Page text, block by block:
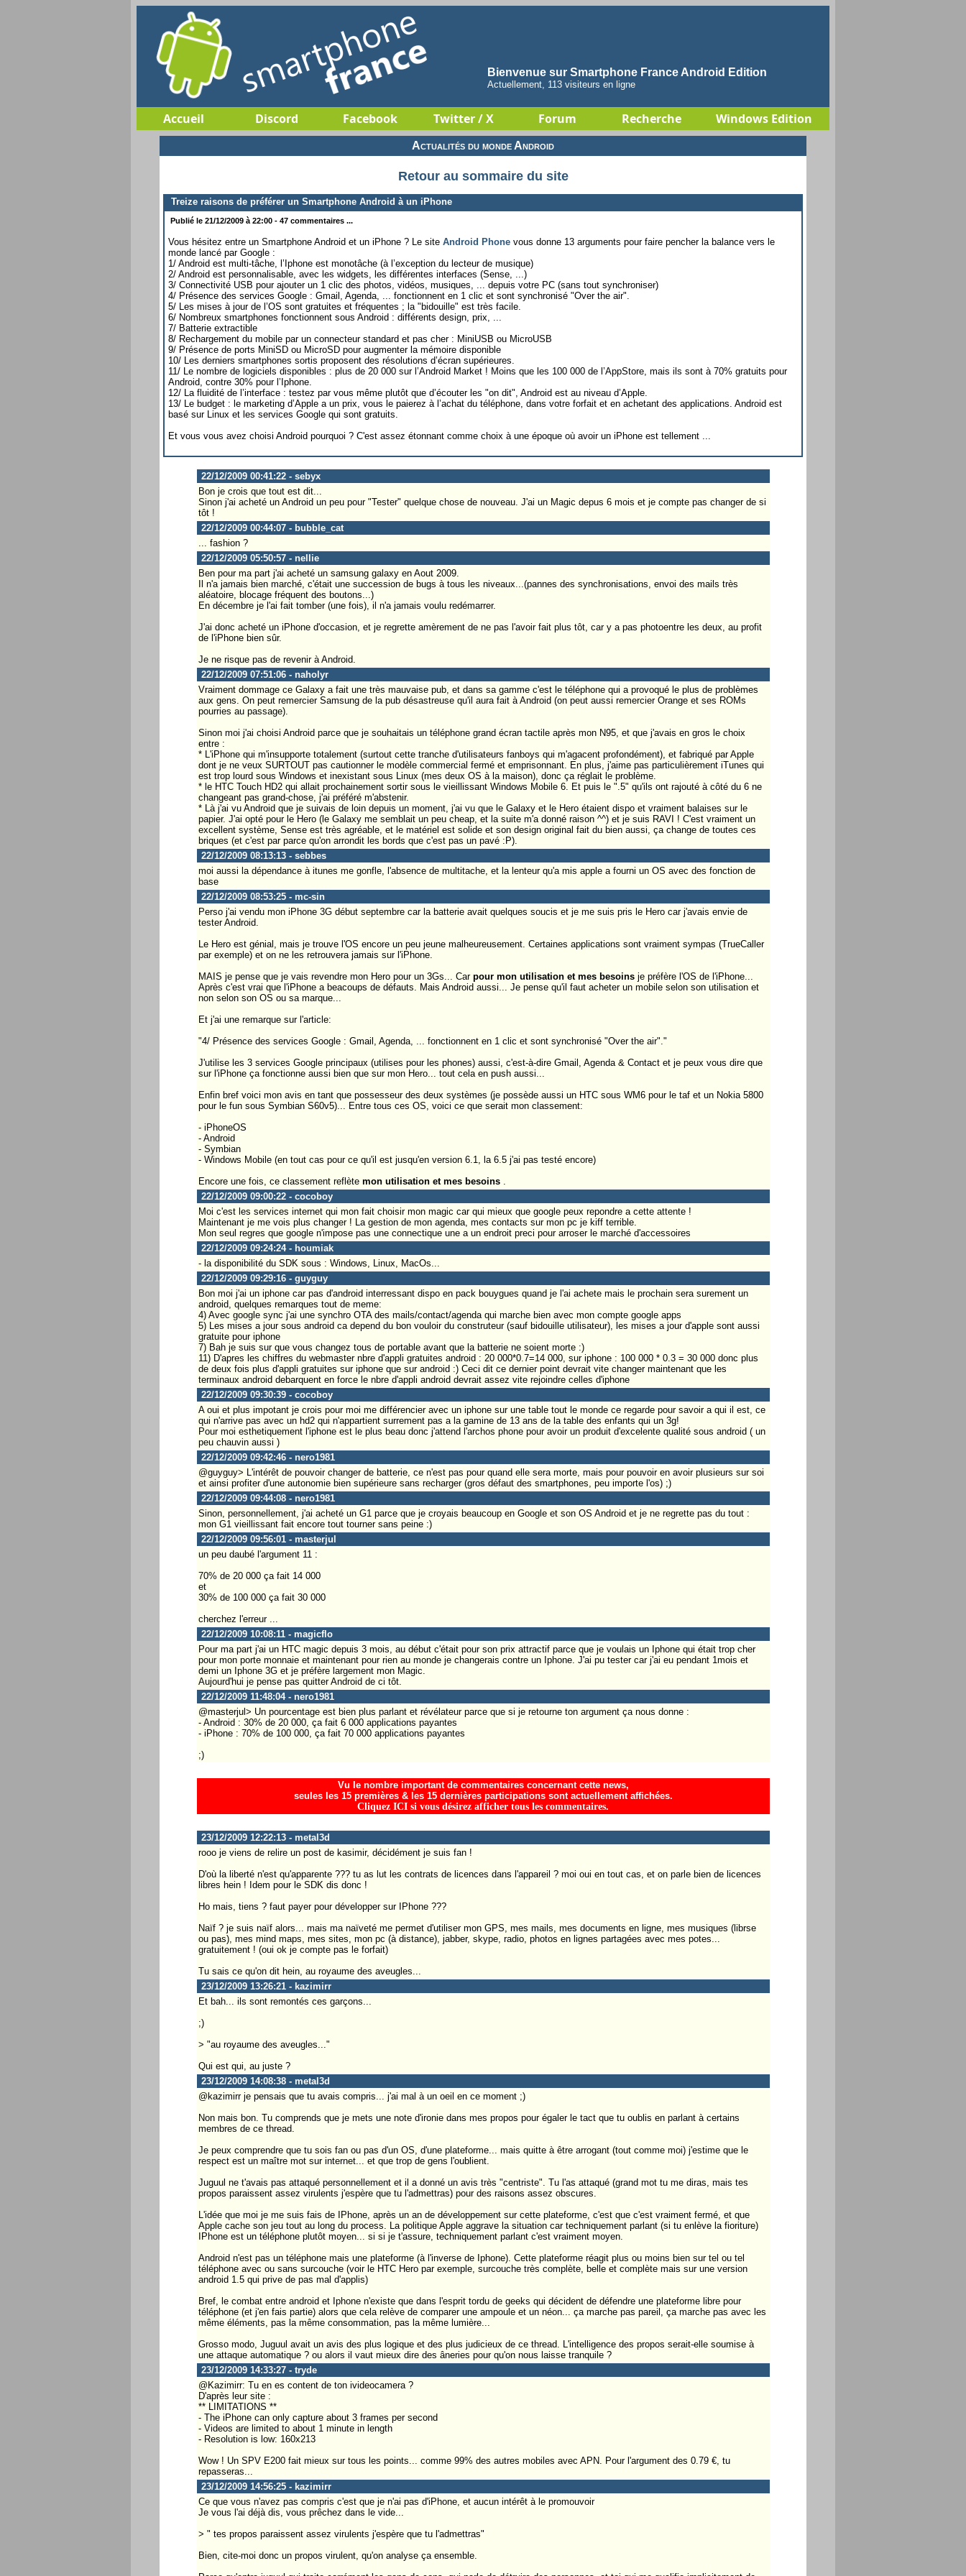
Bienvenue sur Smartphone France Android Edition
Actuellement, 113 visiteurs en ligne
Accueil Discord Facebook Twitter / X Forum Recherche Windows Edition
Actualités du monde Android
Retour au sommaire du site
Treize raisons de préférer un Smartphone Android à un iPhone
Publié le 21/12/2009 à 22:00 - 47 commentaires ...
Vous hésitez entre un Smartphone Android et un iPhone ? Le site Android Phone vous donne 13 arguments pour faire pencher la balance vers le
monde lancé par Google :
1/ Android est multi-tâche, l’Iphone est monotâche (à l’exception du lecteur de musique)
2/ Android est personnalisable, avec les widgets, les différentes interfaces (Sense, ...)
3/ Connectivité USB pour ajouter un 1 clic des photos, vidéos, musiques, ... depuis votre PC (sans tout synchroniser)
4/ Présence des services Google : Gmail, Agenda, ... fonctionnent en 1 clic et sont synchronisé "Over the air".
5/ Les mises à jour de l’OS sont gratuites et fréquentes ; la "bidouille" est très facile.
6/ Nombreux smartphones fonctionnent sous Android : différents design, prix, ...
7/ Batterie extractible
8/ Rechargement du mobile par un connecteur standard et pas cher : MiniUSB ou MicroUSB
9/ Présence de ports MiniSD ou MicroSD pour augmenter la mémoire disponible
10/ Les derniers smartphones sortis proposent des résolutions d’écran supérieures.
11/ Le nombre de logiciels disponibles : plus de 20 000 sur l’Android Market ! Moins que les 100 000 de l’AppStore, mais ils sont à 70% gratuits pour
Android, contre 30% pour l’Iphone.
12/ La fluidité de l’interface : testez par vous même plutôt que d’écouter les "on dit", Android est au niveau d’Apple.
13/ Le budget : le marketing d’Apple a un prix, vous le paierez à l’achat du téléphone, dans votre forfait et en achetant des applications. Android est
basé sur Linux et les services Google qui sont gratuits.
Et vous vous avez choisi Android pourquoi ? C'est assez étonnant comme choix à une époque où avoir un iPhone est tellement ...
22/12/2009 00:41:22 - sebyx
Bon je crois que tout est dit...
Sinon j'ai acheté un Android un peu pour "Tester" quelque chose de nouveau. J'ai un Magic depus 6 mois et je compte pas changer de si
tôt !
22/12/2009 00:44:07 - bubble_cat
... fashion ?
22/12/2009 05:50:57 - nellie
Ben pour ma part j'ai acheté un samsung galaxy en Aout 2009.
Il n'a jamais bien marché, c'était une succession de bugs à tous les niveaux...(pannes des synchronisations, envoi des mails très
aléatoire, blocage fréquent des boutons...)
En décembre je l'ai fait tomber (une fois), il n'a jamais voulu redémarrer.
J'ai donc acheté un iPhone d'occasion, et je regrette amèrement de ne pas l'avoir fait plus tôt, car y a pas photoentre les deux, au profit
de l'iPhone bien sûr.
Je ne risque pas de revenir à Android.
22/12/2009 07:51:06 - naholyr
Vraiment dommage ce Galaxy a fait une très mauvaise pub, et dans sa gamme c'est le téléphone qui a provoqué le plus de problèmes
aux gens. On peut remercier Samsung de la pub désastreuse qu'il aura fait à Android (on peut aussi remercier Orange et ses ROMs
pourries au passage).
Sinon moi j'ai choisi Android parce que je souhaitais un téléphone grand écran tactile après mon N95, et que j'avais en gros le choix
entre :
* L'iPhone qui m'insupporte totalement (surtout cette tranche d'utilisateurs fanboys qui m'agacent profondément), et fabriqué par Apple
dont je ne veux SURTOUT pas cautionner le modèle commercial fermé et emprisonnant. En plus, j'aime pas particulièrement iTunes qui
est trop lourd sous Windows et inexistant sous Linux (mes deux OS à la maison), donc ça réglait le problème.
* le HTC Touch HD2 qui allait prochainement sortir sous le vieillissant Windows Mobile 6. Et puis le ".5" qu'ils ont rajouté à côté du 6 ne
changeant pas grand-chose, j'ai préféré m'abstenir.
* Là j'ai vu Android que je suivais de loin depuis un moment, j'ai vu que le Galaxy et le Hero étaient dispo et vraiment balaises sur le
papier. J'ai opté pour le Hero (le Galaxy me semblait un peu cheap, et la suite m'a donné raison ^^) et je suis RAVI ! C'est vraiment un
excellent système, Sense est très agréable, et le matériel est solide et son design original fait du bien aussi, ça change de toutes ces
briques (et c'est par parce qu'on arrondit les bords que c'est pas un pavé :P).
22/12/2009 08:13:13 - sebbes
moi aussi la dépendance à itunes me gonfle, l'absence de multitache, et la lenteur qu'a mis apple a fourni un OS avec des fonction de
base
22/12/2009 08:53:25 - mc-sin
Perso j'ai vendu mon iPhone 3G début septembre car la batterie avait quelques soucis et je me suis pris le Hero car j'avais envie de
tester Android.
Le Hero est génial, mais je trouve l'OS encore un peu jeune malheureusement. Certaines applications sont vraiment sympas (TrueCaller
par exemple) et on ne les retrouvera jamais sur l'iPhone.
MAIS je pense que je vais revendre mon Hero pour un 3Gs... Car pour mon utilisation et mes besoinsje préfère l'OS de l'iPhone...
Après c'est vrai que l'iPhone a beacoups de défauts. Mais Android aussi... Je pense qu'il faut acheter un mobile selon son utilisation et
non selon son OS ou sa marque...
Et j'ai une remarque sur l'article:
"4/ Présence des services Google : Gmail, Agenda, ... fonctionnent en 1 clic et sont synchronisé "Over the air"."
J'utilise les 3 services Google principaux (utilises pour les phones) aussi, c'est-à-dire Gmail, Agenda & Contact et je peux vous dire que
sur l'iPhone ça fonctionne aussi bien que sur mon Hero... tout cela en push aussi...
Enfin bref voici mon avis en tant que possesseur des deux systèmes (je possède aussi un HTC sous WM6 pour le taf et un Nokia 5800
pour le fun sous Symbian S60v5)... Entre tous ces OS, voici ce que serait mon classement:
- iPhoneOS
- Android
- Symbian
- Windows Mobile (en tout cas pour ce qu'il est jusqu'en version 6.1, la 6.5 j'ai pas testé encore)
Encore une fois, ce classement reflète mon utilisation et mes besoins.
22/12/2009 09:00:22 - cocoboy
Moi c'est les services internet qui mon fait choisir mon magic car qui mieux que google peux repondre a cette attente !
Maintenant je me vois plus changer ! La gestion de mon agenda, mes contacts sur mon pc je kiff terrible.
Mon seul regres que google n'impose pas une connectique une a un endroit preci pour arroser le marché d'accessoires
22/12/2009 09:24:24 - houmiak
- la disponibilité du SDK sous : Windows, Linux, MacOs...
22/12/2009 09:29:16 - guyguy
Bon moi j'ai un iphone car pas d'android interressant dispo en pack bouygues quand je l'ai achete mais le prochain sera surement un
android, quelques remarques tout de meme:
4) Avec google sync j'ai une synchro OTA des mails/contact/agenda qui marche bien avec mon compte google apps
5) Les mises a jour sous android ca depend du bon vouloir du construteur (sauf bidouille utilisateur), les mises a jour d'apple sont aussi
gratuite pour iphone
7) Bah je suis sur que vous changez tous de portable avant que la batterie ne soient morte :)
11) D'apres les chiffres du webmaster nbre d'appli gratuites android : 20 000*0.7=14 000, sur iphone : 100 000 * 0.3 = 30 000 donc plus
de deux fois plus d'appli gratuites sur iphone que sur android :) Ceci dit ce dernier point devrait vite changer maintenant que les
terminaux android debarquent en force le nbre d'appli android devrait assez vite rejoindre celles d'iphone
22/12/2009 09:30:39 - cocoboy
A oui et plus impotant je crois pour moi me différencier avec un iphone sur une table tout le monde ce regarde pour savoir a qui il est, ce
qui n'arrive pas avec un hd2 qui n'appartient surrement pas a la gamine de 13 ans de la table des enfants qui un 3g!
Pour moi esthetiquement l'iphone est le plus beau donc j'attend l'archos phone pour avoir un produit d'excelente qualité sous android ( un
peu chauvin aussi )
22/12/2009 09:42:46 - nero1981
@guyguy> L'intérêt de pouvoir changer de batterie, ce n'est pas pour quand elle sera morte, mais pour pouvoir en avoir plusieurs sur soi
et ainsi profiter d'une autonomie bien supérieure sans recharger (gros défaut des smartphones, peu importe l'os) ;)
22/12/2009 09:44:08 - nero1981
Sinon, personnellement, j'ai acheté un G1 parce que je croyais beaucoup en Google et son OS Android et je ne regrette pas du tout :
mon G1 vieillissant fait encore tout tourner sans peine :)
22/12/2009 09:56:01 - masterjul
un peu daubé l'argument 11 :
70% de 20 000 ça fait 14 000
et
30% de 100 000 ça fait 30 000
cherchez l'erreur ...
22/12/2009 10:08:11 - magicflo
Pour ma part j'ai un HTC magic depuis 3 mois, au début c'était pour son prix attractif parce que je voulais un Iphone qui était trop cher
pour mon porte monnaie et maintenant pour rien au monde je changerais contre un Iphone. J'ai pu tester car j'ai eu pendant 1mois et
demi un Iphone 3G et je préfère largement mon Magic.
Aujourd'hui je pense pas quitter Android de ci tôt.
22/12/2009 11:48:04 - nero1981
@masterjul> Un pourcentage est bien plus parlant et révélateur parce que si je retourne ton argument ça nous donne :
- Android : 30% de 20 000, ça fait 6 000 applications payantes
- iPhone : 70% de 100 000, ça fait 70 000 applications payantes
;)
Vu le nombre important de commentaires concernant cette news,
seules les 15 premières & les 15 dernières participations sont actuellement affichées.
Cliquez ICI si vous désirez afficher tous les commentaires.
23/12/2009 12:22:13 - metal3d
rooo je viens de relire un post de kasimir, décidément je suis fan !
D'où la liberté n'est qu'apparente ??? tu as lut les contrats de licences dans l'appareil ? moi oui en tout cas, et on parle bien de licences
libres hein ! Idem pour le SDK dis donc !
Ho mais, tiens ? faut payer pour développer sur IPhone ???
Naïf ? je suis naïf alors... mais ma naïveté me permet d'utiliser mon GPS, mes mails, mes documents en ligne, mes musiques (librse
ou pas), mes mind maps, mes sites, mon pc (à distance), jabber, skype, radio, photos en lignes partagées avec mes potes...
gratuitement ! (oui ok je compte pas le forfait)
Tu sais ce qu'on dit hein, au royaume des aveugles...
23/12/2009 13:26:21 - kazimirr
Et bah... ils sont remontés ces garçons...
;)
> "au royaume des aveugles..."
Qui est qui, au juste ?
23/12/2009 14:08:38 - metal3d
@kazimirr je pensais que tu avais compris... j'ai mal à un oeil en ce moment ;)
Non mais bon. Tu comprends que je mets une note d'ironie dans mes propos pour égaler le tact que tu oublis en parlant à certains
membres de ce thread.
Je peux comprendre que tu sois fan ou pas d'un OS, d'une plateforme... mais quitte à être arrogant (tout comme moi) j'estime que le
respect est un maître mot sur internet... et que trop de gens l'oublient.
Juguul ne t'avais pas attaqué personnellement et il a donné un avis très "centriste". Tu l'as attaqué (grand mot tu me diras, mais tes
propos paraissent assez virulents j'espère que tu l'admettras) pour des raisons assez obscures.
L'idée que moi je me suis fais de IPhone, après un an de développement sur cette plateforme, c'est que c'est vraiment fermé, et que
Apple cache son jeu tout au long du process. La politique Apple aggrave la situation car techniquement parlant (si tu enlève la fioriture)
IPhone est un téléphone plutôt moyen... si si je t'assure, techniquement parlant c'est vraiment moyen.
Android n'est pas un téléphone mais une plateforme (à l'inverse de Iphone). Cette plateforme réagit plus ou moins bien sur tel ou tel
téléphone avec ou sans surcouche (voir le HTC Hero par exemple, surcouche très complète, belle et complète mais sur une version
android 1.5 qui prive de pas mal d'applis)
Bref, le combat entre android et Iphone n'existe que dans l'esprit tordu de geeks qui décident de défendre une plateforme libre pour
téléphone (et j'en fais partie) alors que cela relève de comparer une ampoule et un néon... ça marche pas pareil, ça marche pas avec les
même éléments, pas la même consommation, pas la même lumière...
Grosso modo, Juguul avait un avis des plus logique et des plus judicieux de ce thread. L'intelligence des propos serait-elle soumise à
une attaque automatique ? ou alors il vaut mieux dire des âneries pour qu'on nous laisse tranquile ?
23/12/2009 14:33:27 - tryde
@Kazimirr: Tu en es content de ton ivideocamera ?
D'après leur site :
** LIMITATIONS **
- The iPhone can only capture about 3 frames per second
- Videos are limited to about 1 minute in length
- Resolution is low: 160x213
Wow ! Un SPV E200 fait mieux sur tous les points... comme 99% des autres mobiles avec APN. Pour l'argument des 0.79 €, tu
repasseras...
23/12/2009 14:56:25 - kazimirr
Ce que vous n'avez pas compris c'est que je n'ai pas d'iPhone, et aucun intérêt à le promouvoir
Je vous l'ai déjà dis, vous prêchez dans le vide...
> " tes propos paraissent assez virulents j'espère que tu l'admettras"
Bien, cite-moi donc un propos virulent, qu'on analyse ça ensemble.